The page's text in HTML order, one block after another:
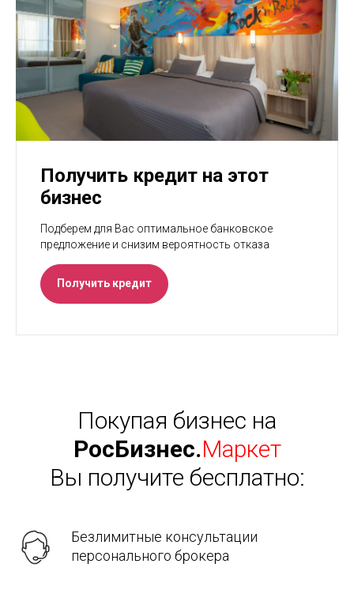
Получить кредит на этот
бизнес
Подберем для Вас оптимальное банковское
предложение и снизим вероятность отказа
Получить кредит
Покупая бизнес на
РосБизнес.Маркет
Вы получите бесплатно:
Безлимитные консультации
персонального брокера